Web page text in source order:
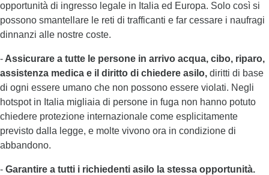
opportunità di ingresso legale in Italia ed Europa. Solo così si
possono smantellare le reti di trafficanti e far cessare i naufragi
dinnanzi alle nostre coste.
- Assicurare a tutte le persone in arrivo acqua, cibo, riparo,
assistenza medica e il diritto di chiedere asilo, diritti di base
di ogni essere umano che non possono essere violati. Negli
hotspot in Italia migliaia di persone in fuga non hanno potuto
chiedere protezione internazionale come esplicitamente
previsto dalla legge, e molte vivono ora in condizione di
abbandono.
- Garantire a tutti i richiedenti asilo la stessa opportunità.